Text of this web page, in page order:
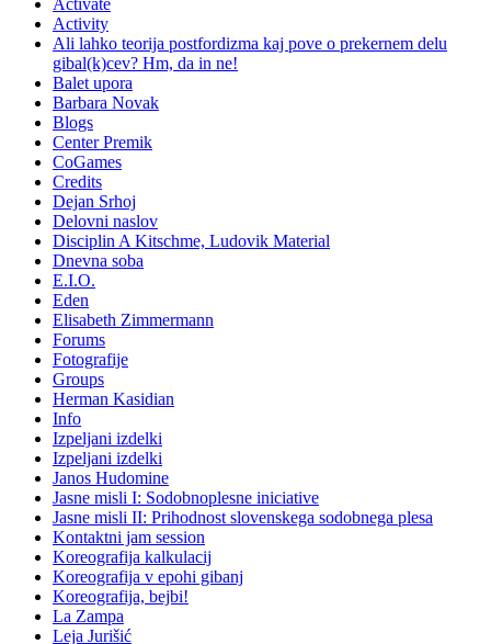
Activity
Ali lahko teorija postfordizma kaj pove o prekernem delu
gibal(k)cev? Hm, da in ne!
Balet upora
Barbara Novak
Blogs
Center Premik
CoGames
Credits
Dejan Srhoj
Delovni naslov
Disciplin A Kitschme, Ludovik Material
Dnevna soba
E.I.O.
Eden
Elisabeth Zimmermann
Forums
Fotografije
Groups
Herman Kasidian
Info
Izpeljani izdelki
Izpeljani izdelki
Janos Hudomine
Jasne misli I: Sodobnoplesne iniciative
Jasne misli II: Prihodnost slovenskega sodobnega plesa
Kontaktni jam session
Koreografija kalkulacij
Koreografija v epohi gibanj
Koreografija, bejbi!
La Zampa
Leja Jurišić